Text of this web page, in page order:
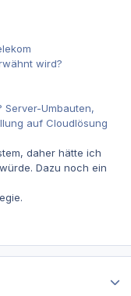
wird?
Server-Umbauten,
auf Cloudlösung
daher hätte ich
Dazu noch ein